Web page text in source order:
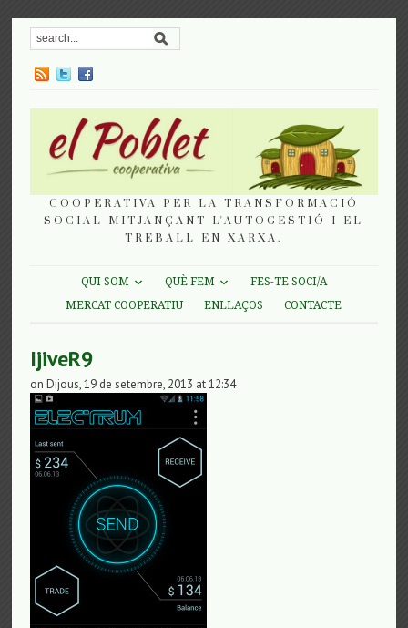
COOPERATIVA PER LA TRANSFORMACIÓ
SOCIAL MITJANÇANT L'AUTOGESTIÓ I EL
TREBALL EN XARXA.
QUI SOM QUÈ FEM
FES-TE SOCI/A
MERCAT COOPERATIU
ENLLAÇOS CONTACTE
IjiveR9
on Dijous, 19 de setembre, 2013 at 12:34